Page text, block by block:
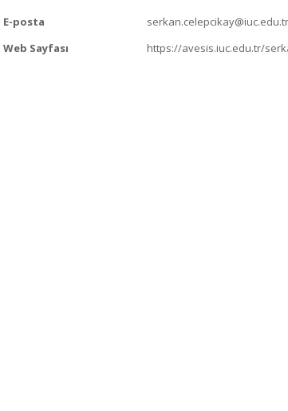
E-posta
serkan.celepcikay@iuc.edu.tr
Web Sayfası
https://avesis.iuc.edu.tr/